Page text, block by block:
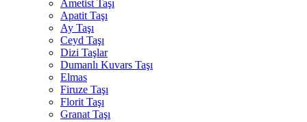
Ametist Taşı
Apatit Taşı
Ay Taşı
Ceyd Taşı
Dizi Taşlar
Dumanlı Kuvars Taşı
Elmas
Firuze Taşı
Florit Taşı
Granat Taşı